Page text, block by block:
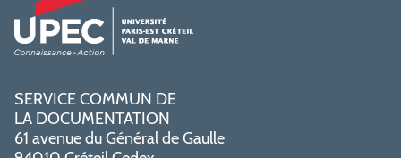
SERVICE COMMUN DE
LA DOCUMENTATION
61 avenue du Général de Gaulle